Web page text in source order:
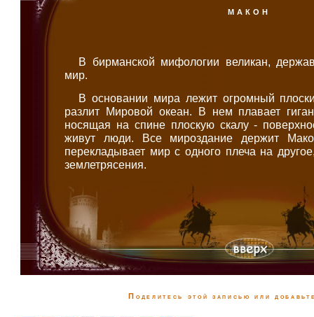
МАКОН
В бирманской мифологии великан,
мир.
В основании мира лежит огромный
разлит Мировой океан. В нем плавает
носящая на спине плоскую скалу -
живут люди. Все мироздание держит
перекладывает мир с одного плеча на
землетрясения.
Поделитесь этой записью или